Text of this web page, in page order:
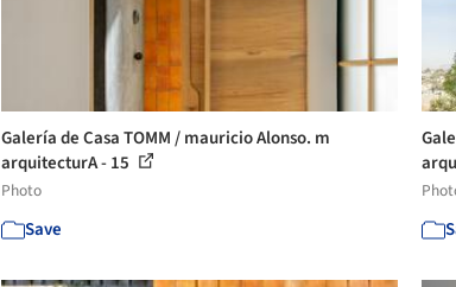
Galería de Casa TOMM / mauricio Alonso. m
arquitecturA - 15
Photo
Save